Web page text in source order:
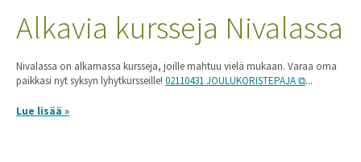
Alkavia kursseja Nivalassa
Nivalassa on alkamassa kursseja, joille mahtuu vielä mukaan. Varaa oma
paikkasi nyt syksyn lyhytkursseille! 02110431 JOULUKORISTEPAJA ...
Lue lisää »